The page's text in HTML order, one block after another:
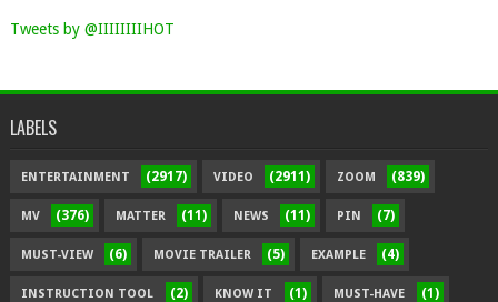
Tweets by @IIIIIIIIHOT
LABELS
ENTERTAINMENT (2917) VIDEO (2911) ZOOM (839)
MV (376) MATTER (11) NEWS (11) PIN (7)
MUST-VIEW (6) MOVIE TRAILER (5) EXAMPLE (4)
INSTRUCTION TOOL (2) KNOW IT (1) MUST-HAVE (1)